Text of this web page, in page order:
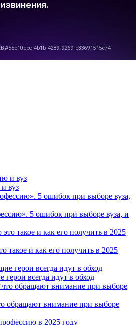
вуз
5 ошибок при выборе вуза, и
такое и как его получить в 2025
герои всегда идут в обход
обращают внимание при выборе